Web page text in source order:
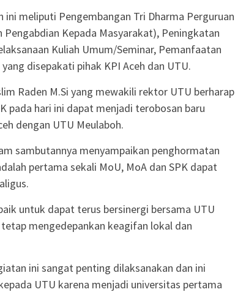
ini meliputi Pengembangan Tri Dharma Perguruan
Kepada Masyarakat), Peningkatan
Kuliah Umum/Seminar, Pemanfaatan
disepakati pihak KPI Aceh dan UTU.
Raden M.Si yang mewakili rektor UTU berharap
pada hari ini dapat menjadi terobosan baru
dengan UTU Meulaboh.
sambutannya menyampaikan penghormatan
pertama sekali MoU, MoA dan SPK dapat
untuk dapat terus bersinergi bersama UTU
mengedepankan keagifan lokal dan
ini sangat penting dilaksanakan dan ini
UTU karena menjadi universitas pertama